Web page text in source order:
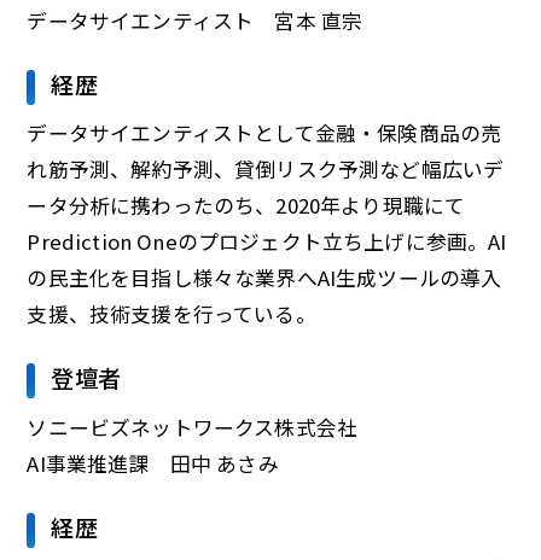
データサイエンティスト 宮本 直宗
経歴
データサイエンティストとして金融・保険商品の売
れ筋予測、解約予測、貸倒リスク予測など幅広いデ
ータ分析に携わったのち、2020年より現職にて
Prediction Oneのプロジェクト立ち上げに参画。AI
の民主化を目指し様々な業界へAI生成ツールの導入
支援、技術支援を行っている。
登壇者
ソニービズネットワークス株式会社
AI事業推進課 田中 あさみ
経歴